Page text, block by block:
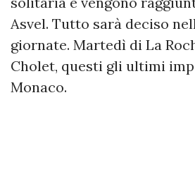
Asvel. Tutto sarà deciso
giornate. Martedì di La
Cholet, questi gli ultimi
Monaco.